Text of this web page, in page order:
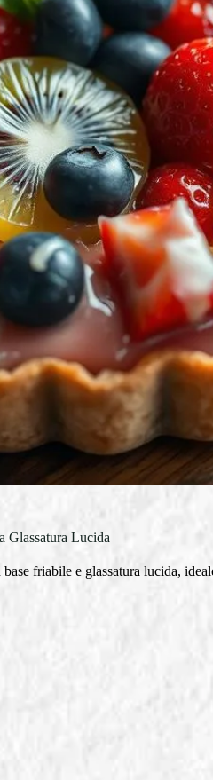
Glassatura Lucida
friabile e glassatura lucida,